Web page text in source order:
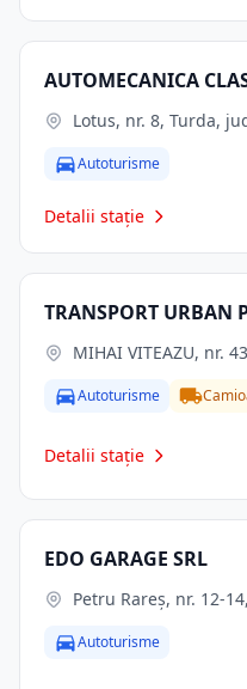
AUTOMECANICA
Lotus, nr. 8, Turda,
Autoturisme
Detalii stație
TRANSPORT URBAN
MIHAI VITEAZU, nr.
Autoturisme
Detalii stație
EDO GARAGE SRL
Petru Rareș, nr. 12-
Autoturisme